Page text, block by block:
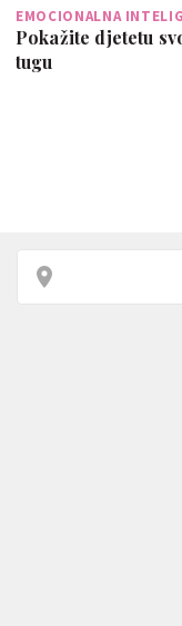
EMOCIONALNA
Pokažite djetetu
tugu